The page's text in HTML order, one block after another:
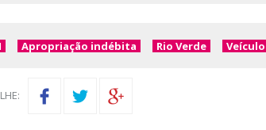
Apropriação indébita Rio Verde Veículo